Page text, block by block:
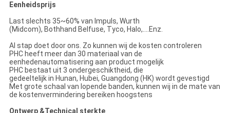
Eenheidsprijs
Last slechts 35~60% van Impuls, Wurth
(Midcom), Bothhand Belfuse, Tyco, Halo,….Enz.
Al stap doet door ons. Zo kunnen wij de kosten controleren
PHC heeft meer dan 30 materiaal van de
eenhedenautomatisering aan product mogelijk
PHC bestaat uit 3 ondergeschiktheid, die
gedeeltelijk in Hunan, Hubei, Guangdong (HK) wordt gevestigd
Met grote schaal van lopende banden, kunnen wij in de mate van
de kostenvermindering bereiken hoogstens
Ontwerp &Technical sterkte